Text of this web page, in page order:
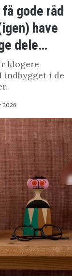
gode råd
have
dele…
klogere
indbygget i de
2026